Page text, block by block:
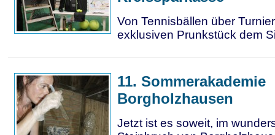
Von Tennisbällen über
exklusiven Prunkstück dem
11. Sommerakademie
Borgholzhausen
Jetzt ist es soweit, im